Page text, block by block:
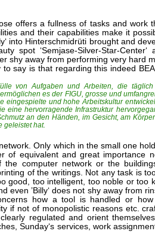
offers a fullness of tasks and work
and their capabilities make it
into Hinterschmidrüti brought and
spot ‘Semjase-Silver-Star-
shy away from performing very hard
say is that regarding this indeed
von Aufgaben und Arbeiten, die
es der FIGU, grosse und
eingespielte und hohe Arbeitskultur
eine hervorragende Infrastruktur
an den Händen, im Gesicht, am
geleistet hat.
Only which in the small one
of equivalent and great importance
computer network or the
of the writings. Not any task is
good, too intelligent, too noble or too
’Billy‘ does not shy away from
how a tool is handled or
if not of monopolistic reasons etc.
regulated and orient
Sunday‘s services, work